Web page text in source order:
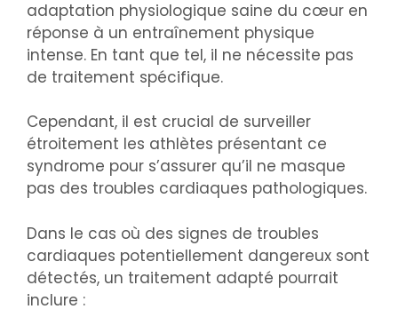
adaptation physiologique saine du cœur en
réponse à un entraînement physique
intense. En tant que tel, il ne nécessite pas
de traitement spécifique.
Cependant, il est crucial de surveiller
étroitement les athlètes présentant ce
syndrome pour s’assurer qu’il ne masque
pas des troubles cardiaques pathologiques.
Dans le cas où des signes de troubles
cardiaques potentiellement dangereux sont
détectés, un traitement adapté pourrait
inclure :